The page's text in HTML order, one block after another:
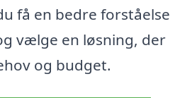
få en bedre forståelse
vælge en løsning, der
og budget.